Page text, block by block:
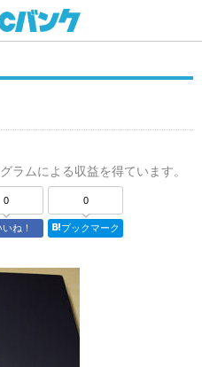
ラムによる収益を得ています。
0
いね！
0
ブックマーク